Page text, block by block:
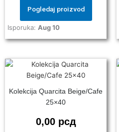
Pogledaj proizvod
Isporuka: Aug 10
Kolekcija Quarcita Beige/Cafe
25×40
0,00 рсд